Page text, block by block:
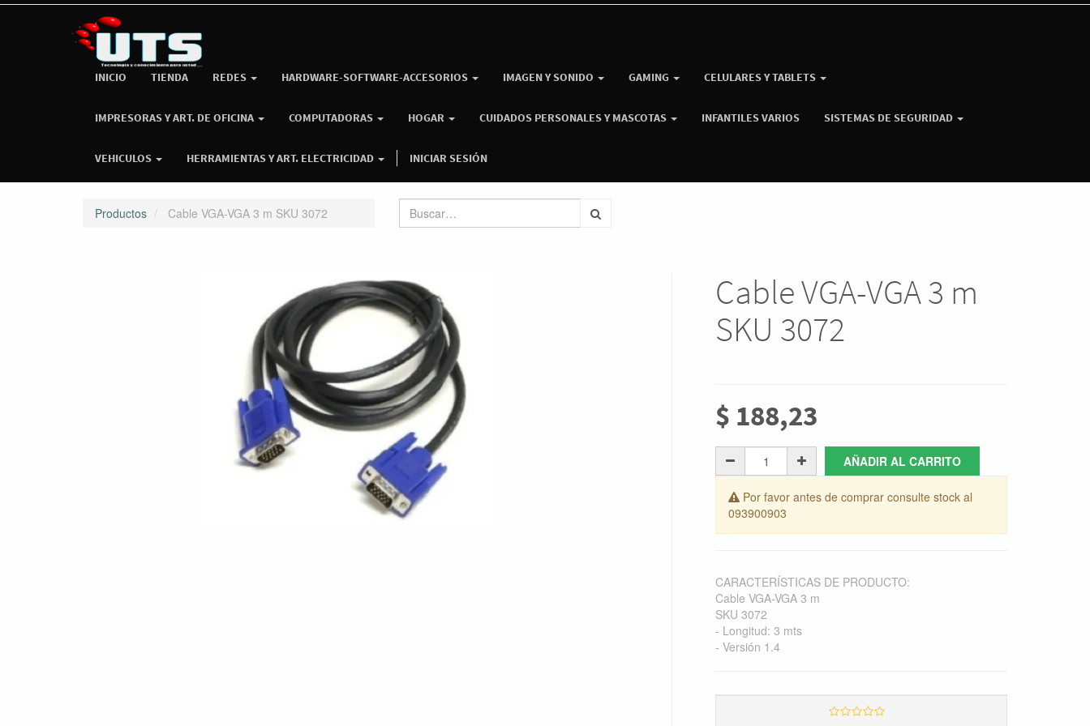
INICIO TIENDA REDES HARDWARE-SOFTWARE-ACCESORIOS IMAGEN Y SONIDO GAMING CELULARES Y TABLETS
IMPRESORAS Y ART. DE OFICINA COMPUTADORAS HOGAR CUIDADOS PERSONALES Y MASCOTAS INFANTILES VARIOS SISTEMAS DE SEGURIDAD
VEHICULOS HERRAMIENTAS Y ART. ELECTRICIDAD INICIAR SESIÓN
Productos Cable VGA-VGA 3 m SKU 3072
Cable VGA-VGA 3 m
SKU 3072
$ 188,23
AÑADIR AL CARRITO
Por favor antes de comprar consulte stock al
093900903
CARACTERÍSTICAS DE PRODUCTO:
Cable VGA-VGA 3 m
SKU 3072
- Longitud: 3 mts
- Versión 1.4